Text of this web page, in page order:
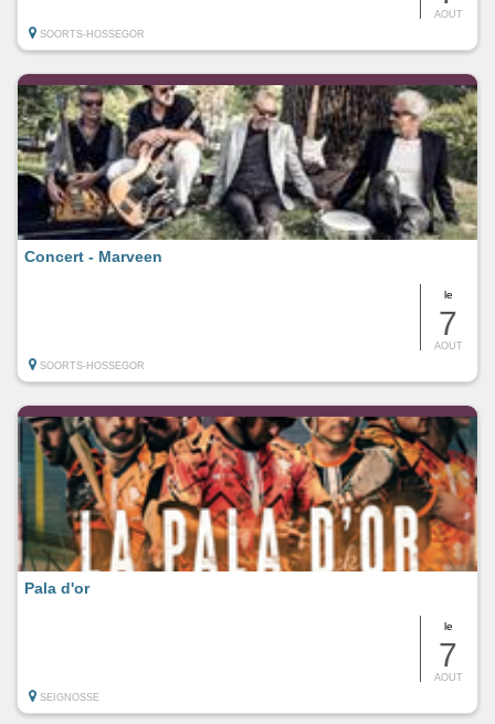
AOUT
SOORTS-HOSSEGOR
le
7
AOUT
Concert - Marveen
SOORTS-HOSSEGOR
le
7
AOUT
Pala d'or
SEIGNOSSE